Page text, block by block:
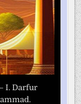
I. Darfur